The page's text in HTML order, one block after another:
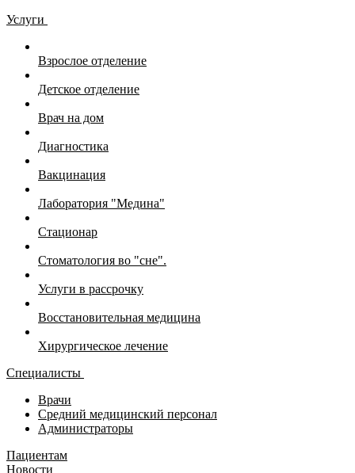
Услуги
Взрослое отделение
Детское отделение
Врач на дом
Диагностика
Вакцинация
Лаборатория "Медина"
Стационар
Стоматология во "сне".
Услуги в рассрочку
Восстановительная медицина
Хирургическое лечение
Специалисты
Врачи
Средний медицинский персонал
Администраторы
Пациентам
Новости